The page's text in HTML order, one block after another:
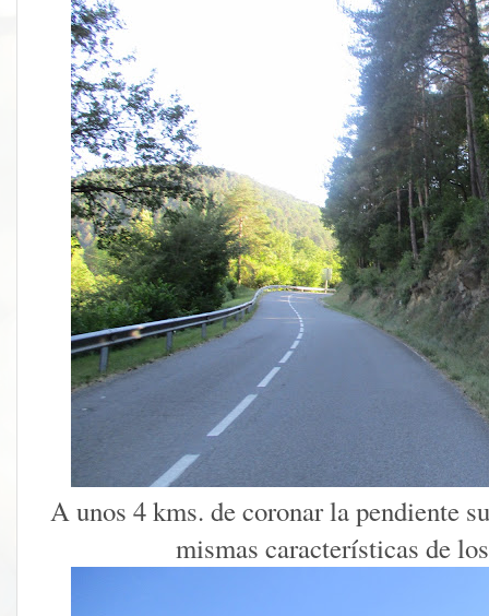
A unos 4 kms. de coronar la pendiente
mismas características de